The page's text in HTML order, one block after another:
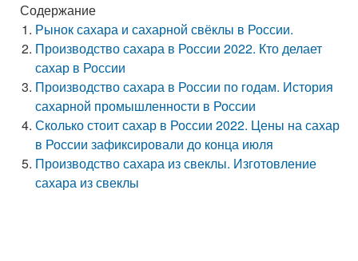
Содержание
Рынок сахара и сахарной свёклы в России.
Производство сахара в России 2022. Кто делает
сахар в России
Производство сахара в России по годам. История
сахарной промышленности в России
Сколько стоит сахар в России 2022. Цены на сахар
в России зафиксировали до конца июля
Производство сахара из свеклы. Изготовление
сахара из свеклы